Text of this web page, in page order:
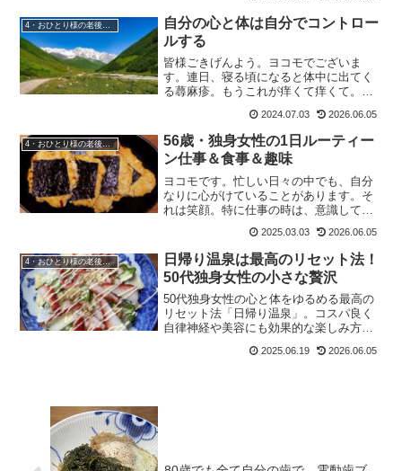
4・おひとり様の老後準備
自分の心と体は自分でコントロー
ルする
皆様ごきげんよう。ヨコモでございま
す。連日、寝る頃になると体中に出てく
る蕁麻疹。もうこれが痒くて痒くて。手
ようになりました。最悪なのは、まぶた
の上に出てしまうこと。翌日まで腫れが
引かず、ものもらいで腫れて...
2024.07.03 2026.06.05
56歳・独身女性の1日ルーティー
ン仕事＆食事＆趣味
ヨコモです。忙しい日々の中でも、自分
なりに心がけていることがあります。そ
れは笑顔。特に仕事の時は、意識してい
ンをご紹介します。朝の時間：シンプル
な和朝食と準備朝は7時過ぎに起床。慌た
だしい1日の始まりで...
2025.03.03 2026.06.05
4・おひとり様の老後準備
日帰り温泉は最高のリセット法！
50代独身女性の小さな贅沢
50代独身女性の心と体をゆるめる最高の
リセット法「日帰り温泉」。コスパ良く
自律神経や美容にも効果的な楽しみ方を
2025.06.19 2026.06.05